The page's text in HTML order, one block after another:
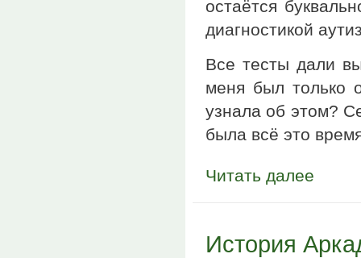
остаётся
диагностикой
Все тесты дали
меня был только
узнала об этом?
была всё это
Читать далее
История